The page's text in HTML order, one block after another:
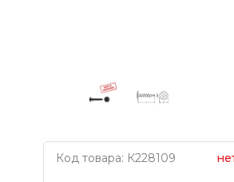
Код товара: К228109